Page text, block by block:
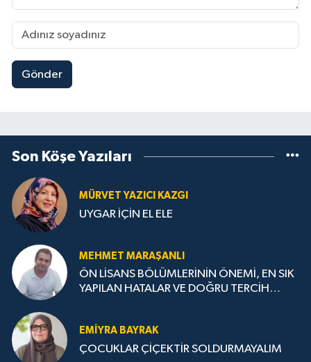
Gönder
Son Köşe Yazıları
MÜRVET YAZICI KAZGI
UYGAR İÇİN EL ELE
MEHMET MARAŞANLI
ÖN LİSANS BÖLÜMLERİNİN ÖNEMİ, EN SIK
YAPILAN HATALAR VE DOĞRU TERCİH
EMIYRA BAYRAK
ÇOCUKLAR ÇİÇEKTİR SOLDURMAYALIM